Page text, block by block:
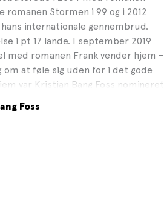
romanen Stormen i 99 og i 2012
internationale gennembrud.
i pt 17 lande. I september 2019
med romanen Frank vender hjem –
at føle sig uden for i det gode
var Kristian Bang Foss nomineret
og Bog & idés Martha-pris. I
Foss